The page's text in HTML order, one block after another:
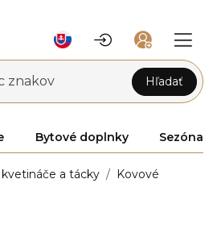
znakov Hľadať
Bytové doplnky Sezóna
kvetináče a tácky Kovové